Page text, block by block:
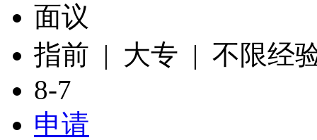
面议
指前 | 大专 | 不限经
8-7
申请